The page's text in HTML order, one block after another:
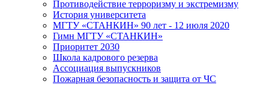
Противодействие терроризму и экстремизму
История университета
МГТУ «СТАНКИН» 90 лет - 12 июля 2020
Гимн МГТУ «СТАНКИН»
Приоритет 2030
Школа кадрового резерва
Ассоциация выпускников
Пожарная безопасность и защита от ЧС